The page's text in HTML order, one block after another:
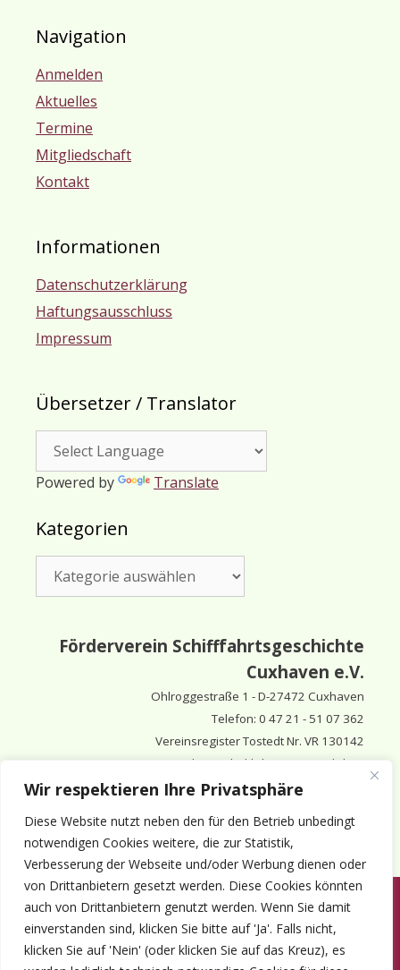
Wir respektieren Ihre Privatsphäre
Diese Website nutzt neben den für den Betrieb unbedingt
notwendigen Cookies weitere, die zur Statistik,
Verbesserung der Webseite und/oder Werbung dienen oder
von Drittanbietern gesetzt werden. Diese Cookies könnten
auch von Drittanbietern genutzt werden. Wenn Sie damit
einverstanden sind, klicken Sie bitte auf 'Ja'. Falls nicht,
klicken Sie auf 'Nein' (oder klicken Sie auf das Kreuz), es
Navigation
Anmelden
Aktuelles
Termine
Mitgliedschaft
Kontakt
Informationen
Datenschutzerklärung
Haftungsausschluss
Impressum
Übersetzer / Translator
Powered by Translate
Kategorien
Förderverein Schifffahrtsgeschichte
Cuxhaven e.V.
Ohlroggestraße 1 - D-27472 Cuxhaven
Telefon: 0 47 21 - 51 07 362
Vereinsregister Tostedt Nr. VR 130142
Vorsitzender & inhaltlich Verantwortlicher:
Horst Huthsfeldt
Stellv. Vorsitzender: Eberhard Hewicker
Anmelden Aktuelles Termine Mitgliedschaft
Kontakt
© 1980-2026 Förderverein Schifffahrtsgeschichte Cuxhaven e.V. · ©
2022-2026 made and supported by Intercura